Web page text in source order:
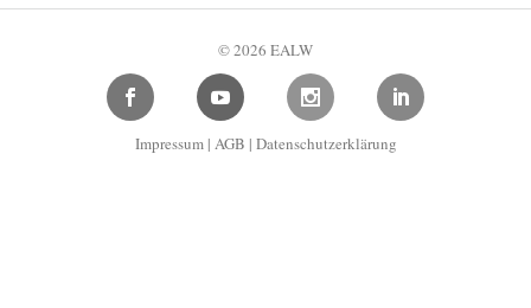
© 2026 EALW
Impressum| AGB | Datenschutzerklärung